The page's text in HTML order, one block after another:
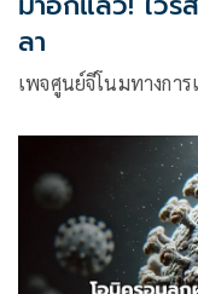
ลา
เพจศูนย์จีโนมทางก